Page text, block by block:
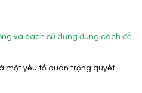
và cách sử dụng đúng cách để
một yếu tố quan trọng quyết